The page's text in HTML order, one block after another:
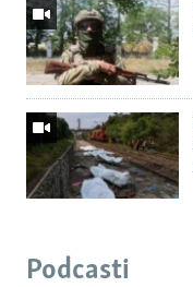
Podcasti